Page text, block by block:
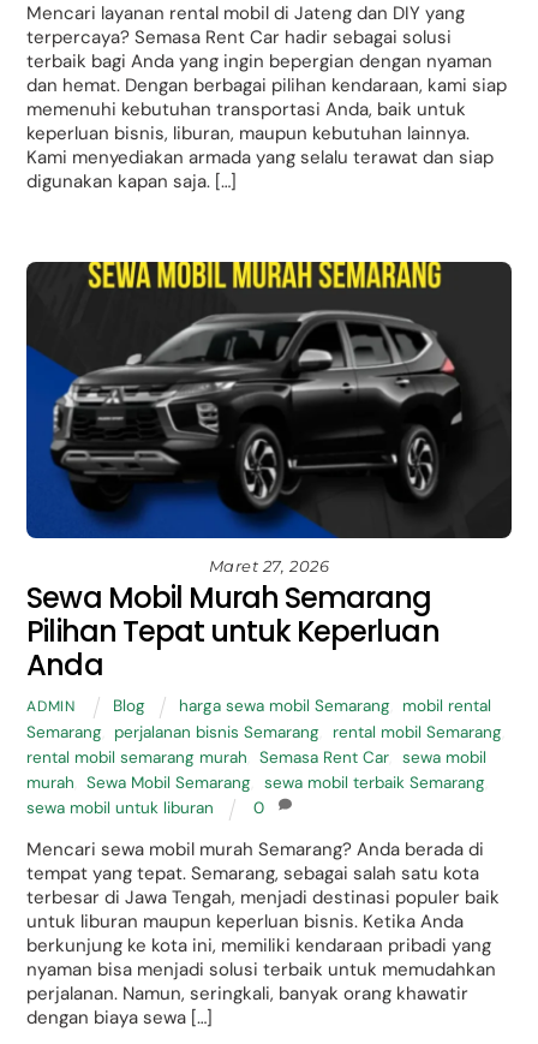
Mencari layanan rental mobil di Jateng dan DIY yang
terpercaya? Semasa Rent Car hadir sebagai solusi
terbaik bagi Anda yang ingin bepergian dengan nyaman
dan hemat. Dengan berbagai pilihan kendaraan, kami siap
memenuhi kebutuhan transportasi Anda, baik untuk
keperluan bisnis, liburan, maupun kebutuhan lainnya.
Kami menyediakan armada yang selalu terawat dan siap
digunakan kapan saja. […]
Maret 27, 2026
Sewa Mobil Murah Semarang
Pilihan Tepat untuk Keperluan
Anda
ADMIN Blog harga sewa mobil Semarang
mobil rental
Semarang
perjalanan bisnis Semarang rental mobil Semarang,
rental mobil semarang murah
Semasa Rent Car
sewa mobil
murah
Sewa Mobil Semarang sewa mobil terbaik Semarang,
sewa mobil untuk liburan
0
Mencari sewa mobil murah Semarang? Anda berada di
tempat yang tepat. Semarang, sebagai salah satu kota
terbesar di Jawa Tengah, menjadi destinasi populer baik
untuk liburan maupun keperluan bisnis. Ketika Anda
berkunjung ke kota ini, memiliki kendaraan pribadi yang
nyaman bisa menjadi solusi terbaik untuk memudahkan
perjalanan. Namun, seringkali, banyak orang khawatir
dengan biaya sewa […]